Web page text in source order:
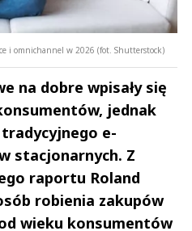
i omnichannel w 2026 (fot. Shutterstock)
na dobre wpisały się
jednak
e-
stacjonarnych. Z
raportu Roland
robienia zakupów
wieku konsumentów